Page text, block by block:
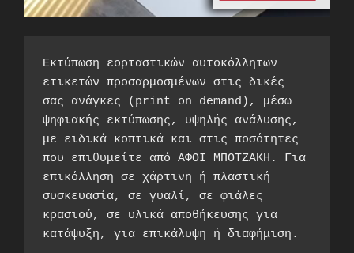
Εκτύπωση εορταστικών αυτοκόλλητων
ετικετών προσαρμοσμένων στις δικές
σας ανάγκες (print on demand), μέσω
ψηφιακής εκτύπωσης, υψηλής ανάλυσης,
με ειδικά κοπτικά και στις ποσότητες
που επιθυμείτε από ΑΦΟΙ ΜΠΟΤΖΑΚΗ. Για
επικόλληση σε χάρτινη ή πλαστική
συσκευασία, σε γυαλί, σε φιάλες
κρασιού, σε υλικά αποθήκευσης για
κατάψυξη, για επικάλυψη ή διαφήμιση.